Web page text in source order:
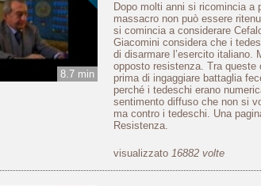
8.7 min
Dopo molti anni si ricomincia a
massacro non può essere
si comincia a considerare
Giacomini considera che i
di disarmare l’esercito italiano.
opposto resistenza. Tra queste
prima di ingaggiare battaglia
perché i tedeschi erano
sentimento diffuso che non si
ma contro i tedeschi. Una
Resistenza.
visualizzato 16882 volte